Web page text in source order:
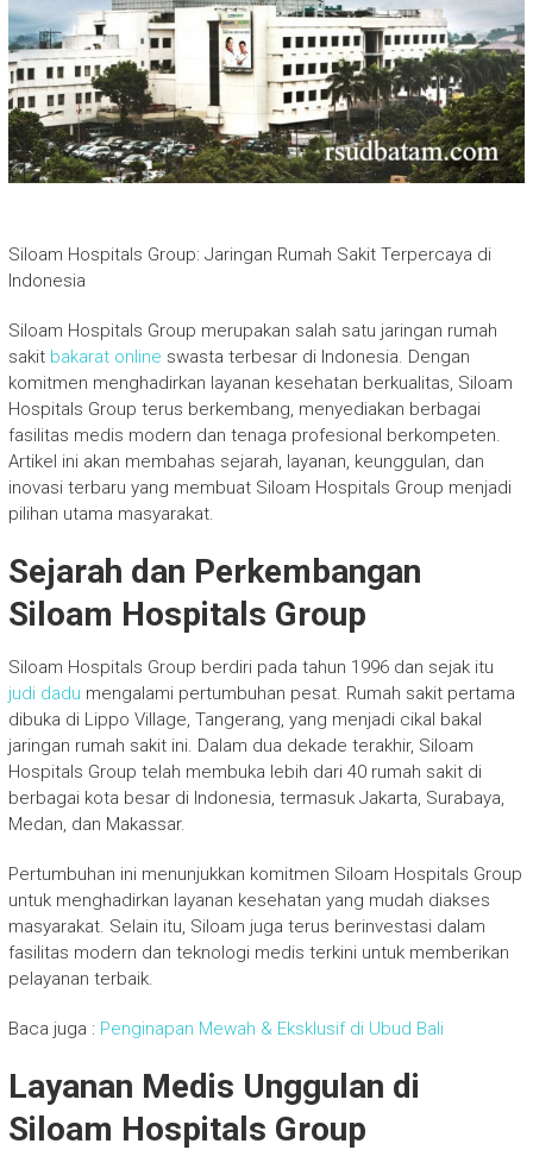
Siloam Hospitals Group: Jaringan Rumah Sakit Terpercaya di
Indonesia
Siloam Hospitals Group merupakan salah satu jaringan rumah
sakit bakarat online swasta terbesar di Indonesia. Dengan
komitmen menghadirkan layanan kesehatan berkualitas, Siloam
Hospitals Group terus berkembang, menyediakan berbagai
fasilitas medis modern dan tenaga profesional berkompeten.
Artikel ini akan membahas sejarah, layanan, keunggulan, dan
inovasi terbaru yang membuat Siloam Hospitals Group menjadi
pilihan utama masyarakat.
Sejarah dan Perkembangan
Siloam Hospitals Group
Siloam Hospitals Group berdiri pada tahun 1996 dan sejak itu
judi dadu mengalami pertumbuhan pesat. Rumah sakit pertama
dibuka di Lippo Village, Tangerang, yang menjadi cikal bakal
jaringan rumah sakit ini. Dalam dua dekade terakhir, Siloam
Hospitals Group telah membuka lebih dari 40 rumah sakit di
berbagai kota besar di Indonesia, termasuk Jakarta, Surabaya,
Medan, dan Makassar.
Pertumbuhan ini menunjukkan komitmen Siloam Hospitals Group
untuk menghadirkan layanan kesehatan yang mudah diakses
masyarakat. Selain itu, Siloam juga terus berinvestasi dalam
fasilitas modern dan teknologi medis terkini untuk memberikan
pelayanan terbaik.
Baca juga : Penginapan Mewah & Eksklusif di Ubud Bali
Layanan Medis Unggulan di
Siloam Hospitals Group